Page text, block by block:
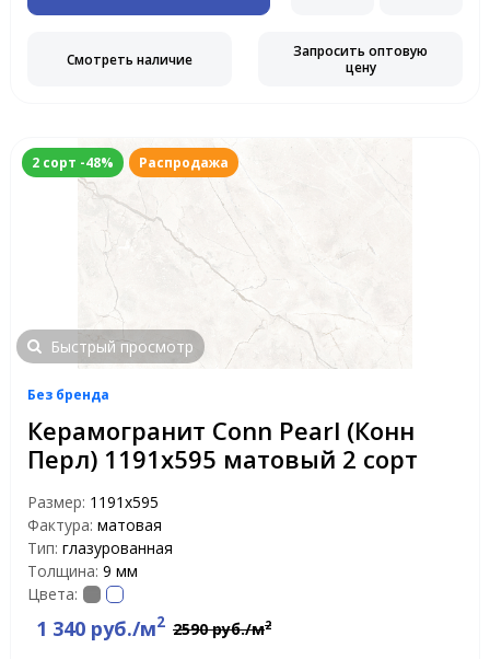
Смотреть наличие
Запросить оптовую
цену
2 сорт -48% Распродажа
Быстрый просмотр
Без бренда
Керамогранит Conn Pearl (Конн
Перл) 1191x595 матовый 2 сорт
Размер: 1191x595
Фактура: матовая
Тип: глазурованная
Толщина: 9 мм
Цвета:
1 340 руб./м2 2590 руб./м2